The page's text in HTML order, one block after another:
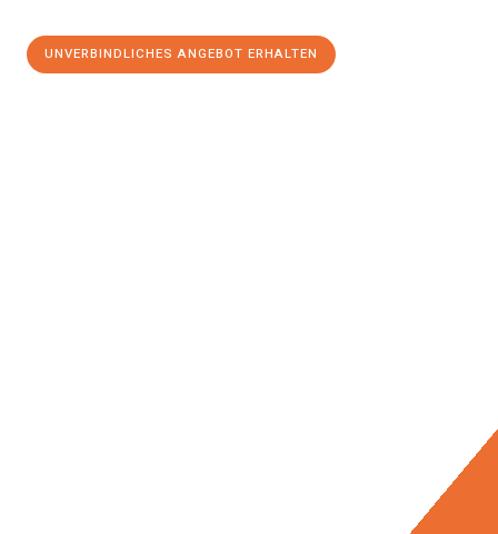
UNVERBINDLICHES ANGEBOT ERHALTEN